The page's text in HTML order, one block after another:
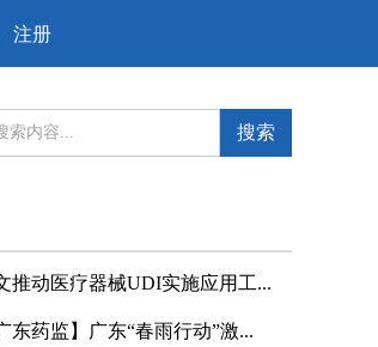
注册
搜索
推动医疗器械UDI实施应用工...
东药监】广东“春雨行动”激...